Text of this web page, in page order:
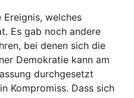
welches
Es gab noch andere
bei denen sich die
Demokratie kann am
durchgesetzt
Kompromiss. Dass sich